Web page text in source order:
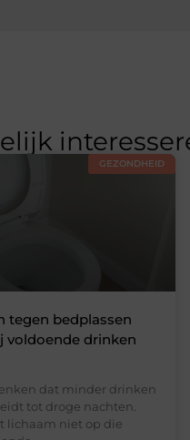
GEZONDHEID
tegen bedplassen
voldoende drinken
dat minder drinken
tot droge nachten.
lichaam niet op die